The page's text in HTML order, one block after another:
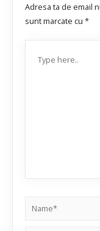
Adresa ta de email
sunt marcate cu *